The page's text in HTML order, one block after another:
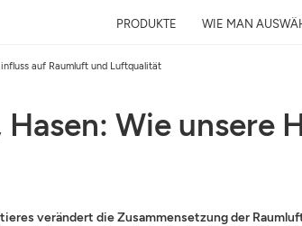
PRODUKTE WIE MAN
auf Raumluft und Luftqualität
Hasen: Wie
verändert die Zusammensetzung der